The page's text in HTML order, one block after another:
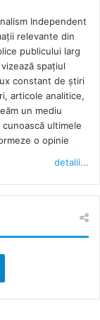
Independent
relevante din
publicului larg
spațiul
constant de ştiri
articole analitice,
un mediu
ultimele
o opinie
detalii...